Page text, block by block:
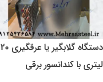
دستگاه گلابگیر یا عرقگیری 20
لیتری با کندانسور برقی